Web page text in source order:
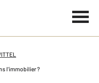
l'immobilier ?